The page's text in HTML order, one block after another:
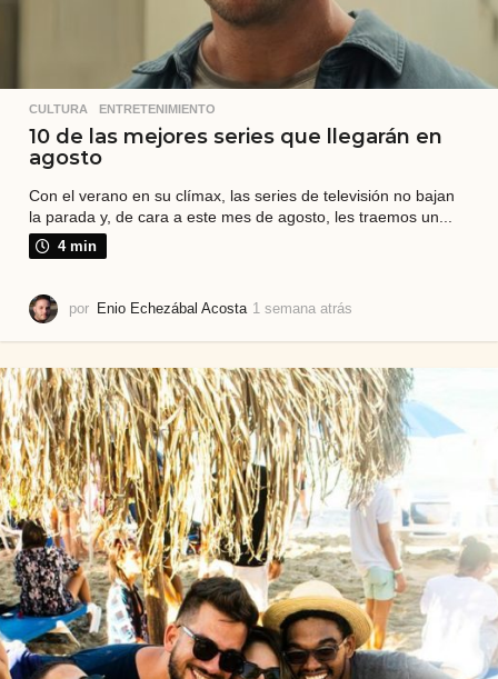
CULTURA ,ENTRETENIMIENTO
10 de las mejores series que llegarán en
agosto
Con el verano en su clímax, las series de televisión no bajan
la parada y, de cara a este mes de agosto, les traemos un...
4 min
por Enio Echezábal Acosta 1 semana atrás
m
a
n
a
s
a
t
s